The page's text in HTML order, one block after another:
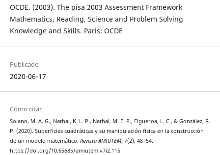
OCDE. (2003). The pisa 2003 Assessment Framework
Mathematics, Reading, Science and Problem Solving
Knowledge and Skills. Paris: OCDE
Publicado
2020-06-17
Cómo citar
Solano, M. A. G., Nathal, K. L. P., Nathal, M. E. P., Figueroa, L. C., & González, R.
P. (2020). Superficies cuadráticas y su manipulación física en la construcción
de un modelo matemático. Revista AMIUTEM, 7(2), 48–54.
https://doi.org/10.65685/amiutem.v7i2.115